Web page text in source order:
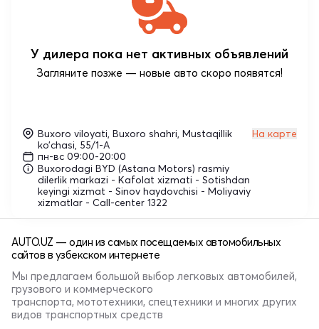
На карте
Buxoro viloyati, Buxoro shahri, Mustaqillik
ko’chasi, 55/1-A
пн-вс 09:00-20:00
Buxorodagi BYD (Astana Motors) rasmiy
dilerlik markazi - Kafolat xizmati - Sotishdan
keyingi xizmat - Sinov haydovchisi - Moliyaviy
xizmatlar - Call-center 1322
У дилера пока нет активных объявлений
Загляните позже — новые авто скоро появятся!
AUTO.UZ — один из самых посещаемых автомобильных
сайтов в узбекском интернете
Мы предлагаем большой выбор легковых автомобилей,
грузового и коммерческого
транспорта, мототехники, спецтехники и многих других
видов транспортных средств